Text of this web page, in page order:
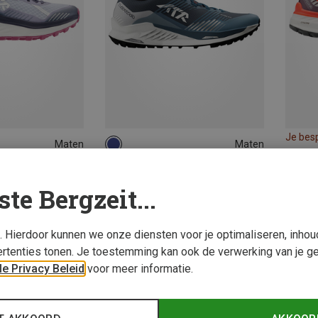
Maten Maten
€ 162,20
43.5 44 44.5
46
Je
Bergzeit...
Hierdoor kunnen we onze diensten voor je optimaliseren,
tonen. Je toestemming kan ook de verwerking van je
Privacy Beleid voor meer informatie.